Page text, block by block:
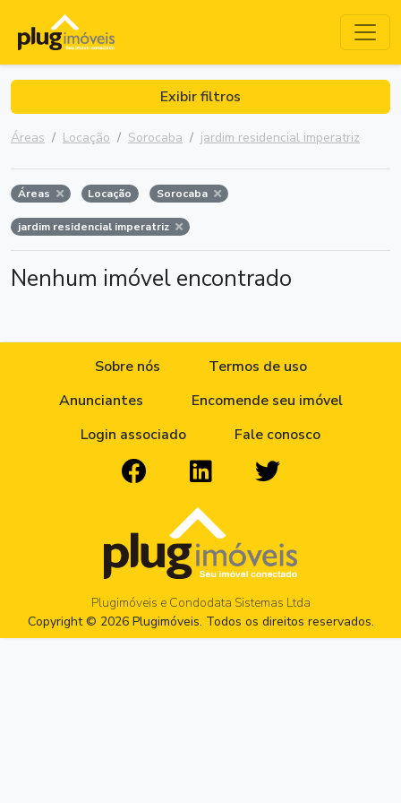
Exibir filtros
Áreas Locação Sorocaba jardim residencial imperatriz
Áreas Locação Sorocaba
jardim residencial imperatriz
Nenhum imóvel encontrado
Sobre nós
Termos de uso
Anunciantes
Encomende seu imóvel
Login associado
Fale conosco
Plugimóveis e Condodata Sistemas Ltda
Copyright © 2026 Plugimóveis. Todos os direitos reservados.